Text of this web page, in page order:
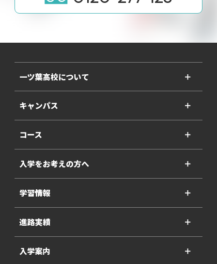
一ツ葉高校について ＋
キャンパス ＋
コース ＋
入学をお考えの方へ ＋
学習情報 ＋
進路実績 ＋
入学案内 ＋